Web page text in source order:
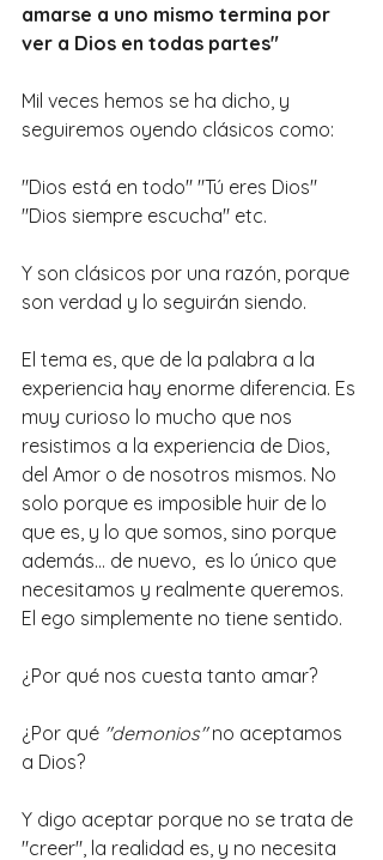
amarse a uno mismo termina por
ver a Dios en todas partes"
Mil veces hemos se ha dicho, y
seguiremos oyendo clásicos como:
"Dios está en todo" "Tú eres Dios"
"Dios siempre escucha" etc.
Y son clásicos por una razón, porque
son verdad y lo seguirán siendo.
El tema es, que de la palabra a la
experiencia hay enorme diferencia. Es
muy curioso lo mucho que nos
resistimos a la experiencia de Dios,
del Amor o de nosotros mismos. No
solo porque es imposible huir de lo
que es, y lo que somos, sino porque
además... de nuevo,  es lo único que
necesitamos y realmente queremos.
El ego simplemente no tiene sentido.
¿Por qué nos cuesta tanto amar?
¿Por qué "demonios" no aceptamos
a Dios?
Y digo aceptar porque no se trata de
"creer", la realidad es, y no necesita